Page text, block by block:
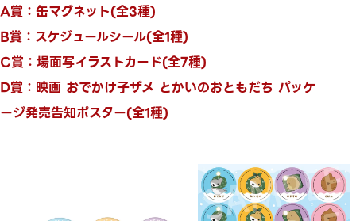
A賞：缶マグネット(全3種)
B賞：スケジュールシール(全1種)
C賞：場面写イラストカード(全7種)
D賞：映画 おでかけ子ザメ とかいのおともだち パッケ
ージ発売告知ポスター(全1種)